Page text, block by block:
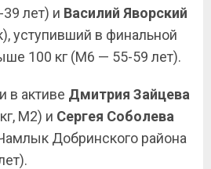
лет) и Василий Яворский
уступивший в финальной
100 кг (М6 — 55-59 лет).
в активе Дмитрия Зайцева
М2) и Сергея Соболева
Добринского района